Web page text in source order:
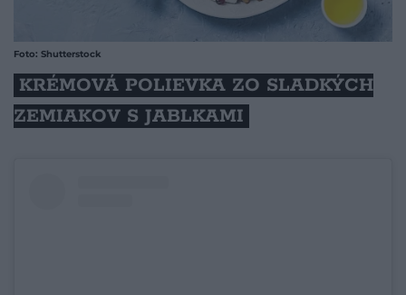
Foto: Shutterstock
KRÉMOVÁ POLIEVKA ZO SLADKÝCH
ZEMIAKOV S JABLKAMI